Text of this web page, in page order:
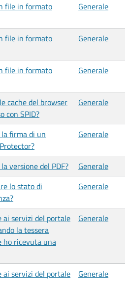
file in formato
Generale
file in formato
Generale
file in formato
Generale
cache del browser
con SPID?
Generale
firma di un
Generale
versione del PDF?
Generale
lo stato di
Generale
ai servizi del portale
la tessera
ho ricevuta una
Generale
ai servizi del portale
Generale